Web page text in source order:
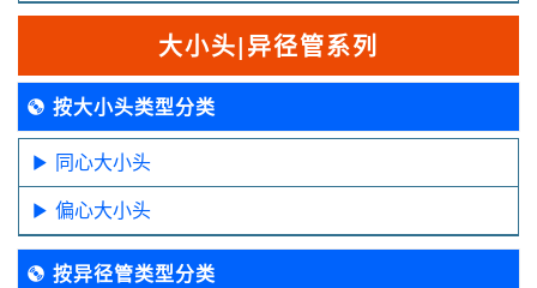
大小头|异径管系列
按大小头类型分类
同心大小头
偏心大小头
按异径管类型分类